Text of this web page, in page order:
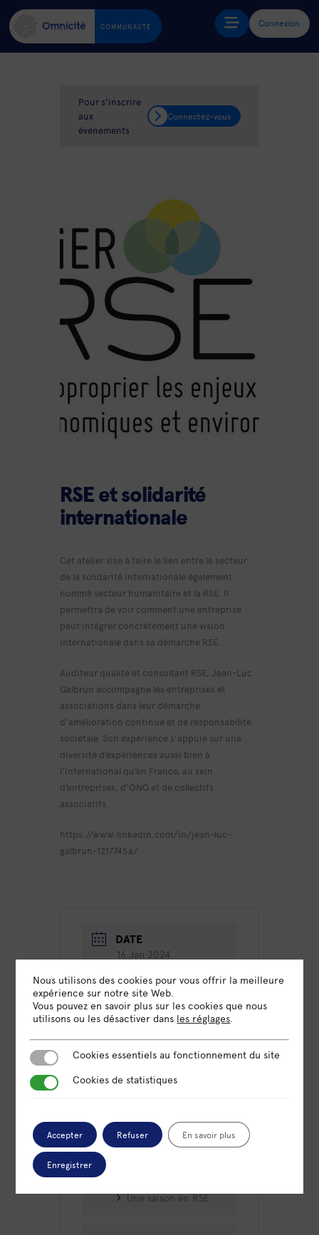
COMMUNAUTÉ Connexion
Pour s'inscrire
aux
événements :
Connectez-vous
RSE et solidarité
internationale
Cet atelier vise à faire le lien entre le secteur
de la solidarité internationale également
nommé secteur humanitaire et la RSE. Il
permettra de voir comment une entreprise
peut intégrer concrètement une vision
internationale dans sa démarche RSE.
Auditeur qualité et consultant RSE, Jean-Luc
Galbrun accompagne les entreprises et
associations dans leur démarche
d’amélioration continue et de responsabilité
sociétale. Son expérience s’appuie sur une
diversité d’expériences aussi bien à
l’international qu’en France, au sein
d’entreprises, d’ONG et de collectifs
associatifs.
https://www.linkedin.com/in/jean-luc-
galbrun-1217745a/
DATE
16 Jan 2024
HEURE
10h00 - 12h00
LIEU
Omnicité Paris
CATÉGORIE
Une saison en RSE
Nous utilisons des cookies pour vous offrir la meilleure
expérience sur notre site Web.
Vous pouvez en savoir plus sur les cookies que nous
utilisons ou les désactiver dans les réglages.
Cookies essentiels au fonctionnement du site
Cookies essentiels au fonctionnement du site
Cookies de statistiques
Cookies de statistiques
Accepter Refuser En savoir plus
Enregistrer